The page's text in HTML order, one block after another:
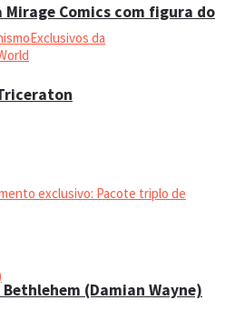
Mirage Comics com figura do
Exclusivos da
(Damian Wayne)